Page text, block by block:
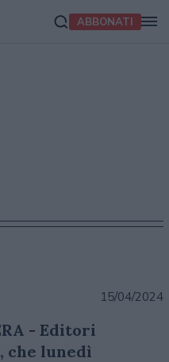
ABBONATI
15/04/2024
- Editori
che lunedì